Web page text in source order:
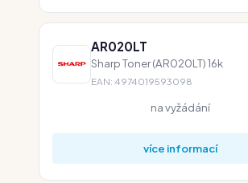
AR020LT
Sharp Toner (AR020LT) 16k
EAN: 4974019593098
na vyžádání
více informací